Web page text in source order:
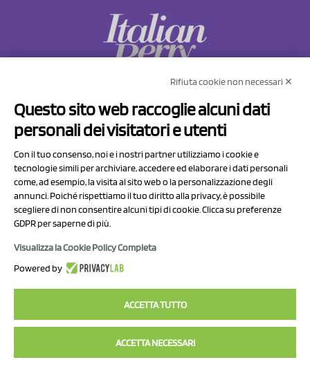
Via Prov.le Sassuolo Vignola 315/1
41057 Spilamberto (MO)
P.I/C.F. 01041460369
REA: MO 208553
Capitale sociale Euro 50.000,00 i.v.
Rifiuta cookie non necessari ✕
Questo sito web raccoglie alcuni dati
personali dei visitatori e utenti
Con il tuo consenso, noi e i nostri partner utilizziamo i cookie e
tecnologie simili per archiviare, accedere ed elaborare i dati personali
come, ad esempio, la visita al sito web o la personalizzazione degli
annunci. Poiché rispettiamo il tuo diritto alla privacy, è possibile
scegliere di non consentire alcuni tipi di cookie. Clicca su preferenze
GDPR per saperne di più.
Visualizza la Cookie Policy Completa
Powered by
ACCETTA TUTTO
ACCETTA NECESSARI